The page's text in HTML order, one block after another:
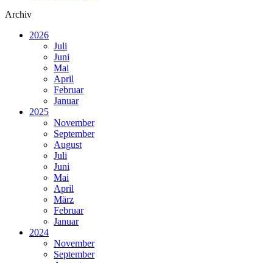
Archiv
2026
Juli
Juni
Mai
April
Februar
Januar
2025
November
September
August
Juli
Juni
Mai
April
März
Februar
Januar
2024
November
September